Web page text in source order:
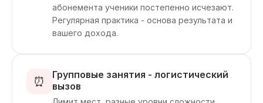
абонемента ученики постепенно исчезают.
Регулярная практика - основа результата и
вашего дохода.
⏰
Групповые занятия - логистический
вызов